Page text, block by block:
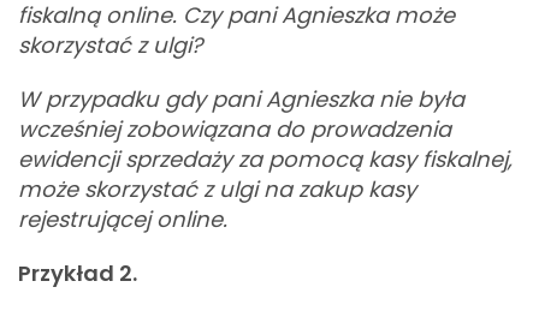
fiskalną online. Czy pani Agnieszka może
skorzystać z ulgi?
W przypadku gdy pani Agnieszka nie była
wcześniej zobowiązana do prowadzenia
ewidencji sprzedaży za pomocą kasy fiskalnej,
może skorzystać z ulgi na zakup kasy
rejestrującej online.
Przykład 2.